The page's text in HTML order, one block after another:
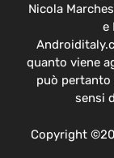
Nicola
e
quanto viene
può
sensi
Copyright